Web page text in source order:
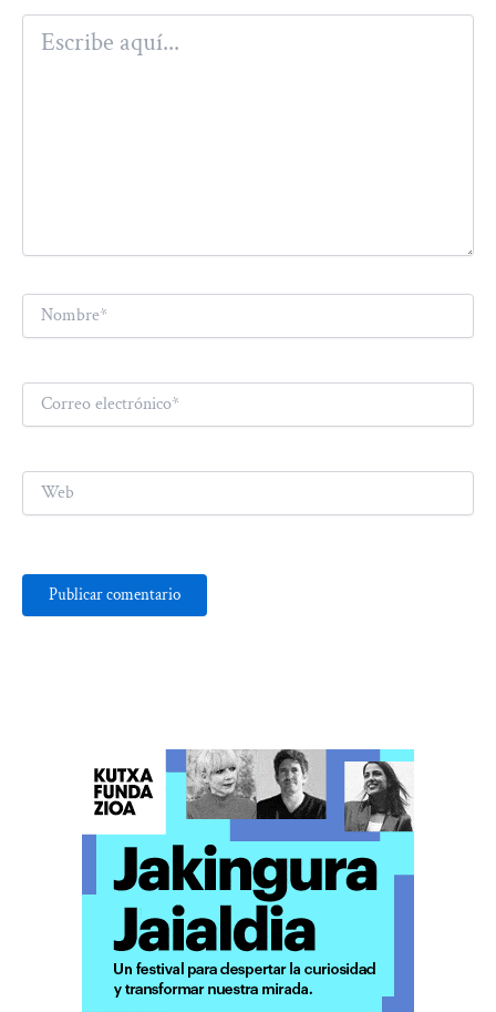
Escribe
aquí...
Nombre*
Correo
electrónico*
Web